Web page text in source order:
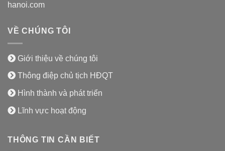
hanoi.com
VỀ CHÚNG TÔI
Giới thiệu về chúng tôi
Thông điệp chủ tịch HĐQT
Hình thành và phát triển
Lĩnh vực hoạt động
THÔNG TIN CẦN BIẾT